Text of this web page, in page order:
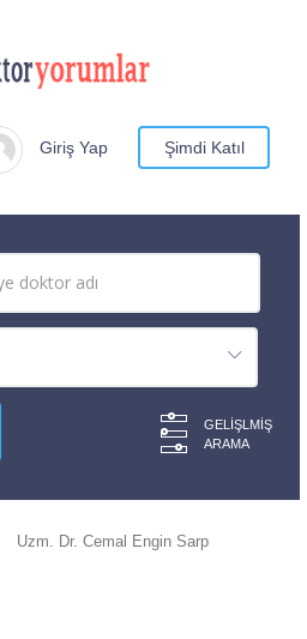
Giriş Yap Şimdi Katıl
GELIŞLMIŞ
ARAMA
Uzm. Dr. Cemal Engin Sarp